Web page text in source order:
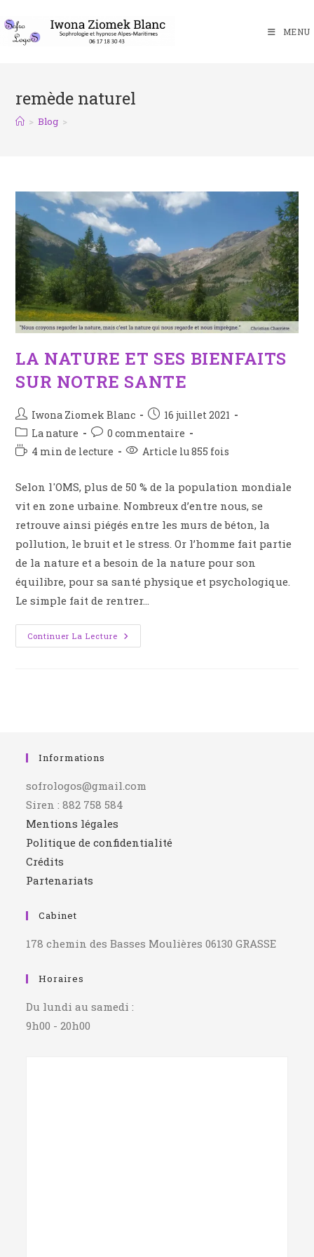
MENU
remède naturel
> Blog >
LA NATURE ET SES BIENFAITS
SUR NOTRE SANTE
Iwona Ziomek Blanc
16 juillet 2021
La nature
0 commentaire
4 min de lecture
Article lu 855 fois
Selon l'OMS, plus de 50 % de la population mondiale
vit en zone urbaine. Nombreux d’entre nous, se
retrouve ainsi piégés entre les murs de béton, la
pollution, le bruit et le stress. Or l’homme fait partie
de la nature et a besoin de la nature pour son
équilibre, pour sa santé physique et psychologique.
Le simple fait de rentrer…
Continuer La Lecture
Informations
sofrologos@gmail.com
Siren : 882 758 584
Mentions légales
Politique de confidentialité
Crédits
Partenariats
Cabinet
178 chemin des Basses Moulières 06130 GRASSE
Horaires
Du lundi au samedi :
9h00 - 20h00